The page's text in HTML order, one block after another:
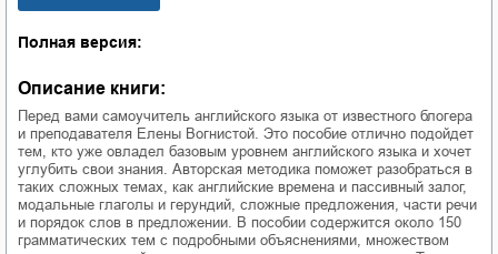
Полная версия:
Описание книги:
Перед вами самоучитель английского языка от известного блогера
и преподавателя Елены Вогнистой. Это пособие отлично подойдет
тем, кто уже овладел базовым уровнем английского языка и хочет
углубить свои знания. Авторская методика поможет разобраться в
таких сложных темах, как английские времена и пассивный залог,
модальные глаголы и герундий, сложные предложения, части речи
и порядок слов в предложении. В пособии содержится около 150
грамматических тем с подробными объяснениями, множеством